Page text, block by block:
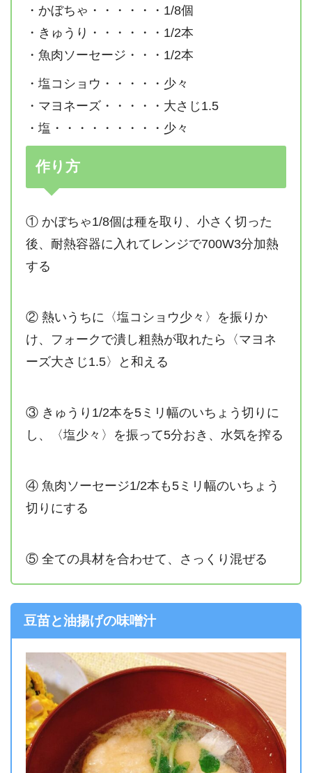
・かぼちゃ・・・・・・1/8個
・きゅうり・・・・・・1/2本
・魚肉ソーセージ・・・1/2本
・塩コショウ・・・・・少々
・マヨネーズ・・・・・大さじ1.5
・塩・・・・・・・・・少々
作り方
① かぼちゃ1/8個は種を取り、小さく切った
後、耐熱容器に入れてレンジで700W3分加熱
する
② 熱いうちに〈塩コショウ少々〉を振りか
け、フォークで潰し粗熱が取れたら〈マヨネ
ーズ大さじ1.5〉と和える
③ きゅうり1/2本を5ミリ幅のいちょう切りに
し、〈塩少々〉を振って5分おき、水気を搾る
④ 魚肉ソーセージ1/2本も5ミリ幅のいちょう
切りにする
⑤ 全ての具材を合わせて、さっくり混ぜる
豆苗と油揚げの味噌汁